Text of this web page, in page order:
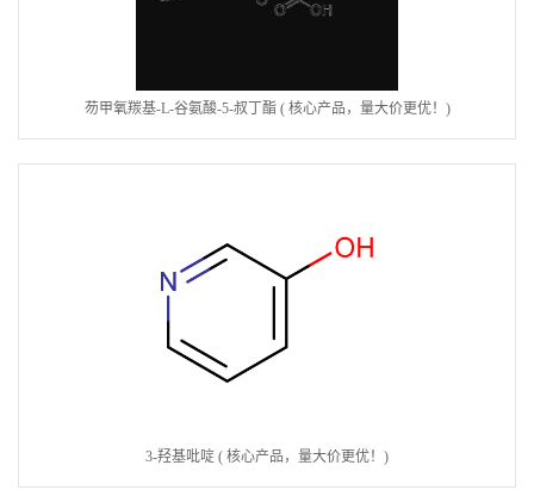
芴甲氧羰基-L-谷氨酸-5-叔丁酯 ( 核心产品，量大价更优！)
3-羟基吡啶 ( 核心产品，量大价更优！)